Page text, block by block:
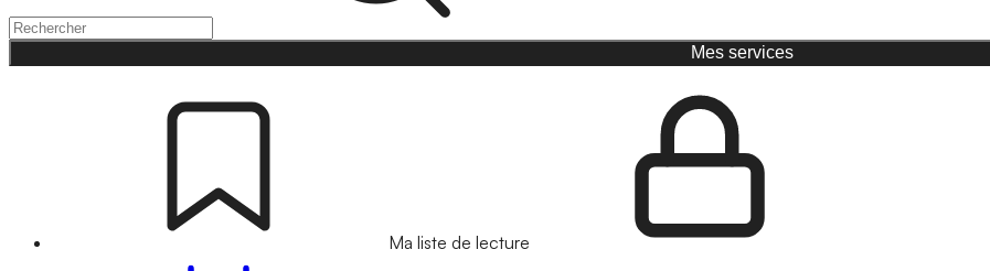
Mes services
Ma liste de lecture